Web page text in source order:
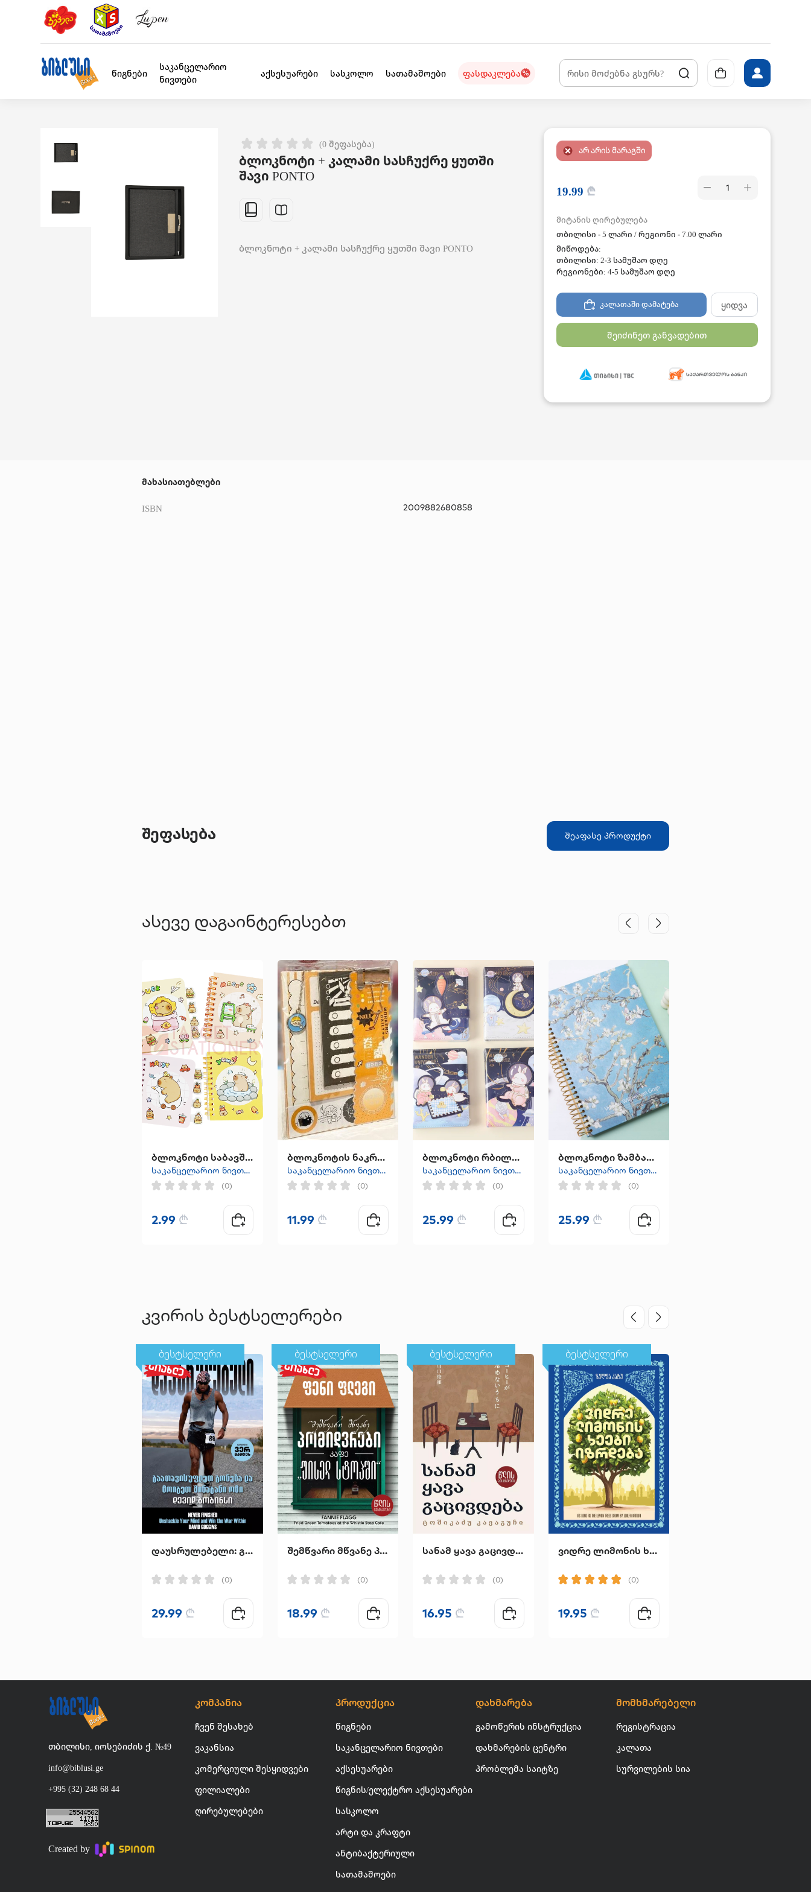
წიგნები
საკანცელარიო
ნივთები
აქსესუარები სასკოლო სათამაშოები ფასდაკლება
(0 შეფასება)
ბლოკნოტი + კალამი სასჩუქრე ყუთში
შავი PONTO
ბლოკნოტი + კალამი სასჩუქრე ყუთში შავი PONTO
არ არის მარაგში
19.99 ₾ 1
მიტანის ღირებულება
თბილისი - 5 ლარი / რეგიონი - 7.00 ლარი
მიწოდება:
თბილისი: 2-3 სამუშაო დღე
რეგიონები: 4-5 სამუშაო დღე
კალათაში დამატება ყიდვა
შეიძინეთ განვადებით
მახასიათებლები
ISBN 2009882680858
შეფასება შეაფასე პროდუქტი
ასევე დაგაინტერესებთ
ბლოკნოტი საბავშვო
საკანცელარიო ნივთები
(0)
2.99 ₾
ბლოკნოტის ნაკრები
საკანცელარიო ნივთები
(0)
11.99 ₾
ბლოკნოტი რბილი ყდით საკეტით
საკანცელარიო ნივთები
(0)
25.99 ₾
ბლოკნოტი ზამბარაზე 25.8*17.8
საკანცელარიო ნივთები
(0)
25.99 ₾
კვირის ბესტსელერები
ბესტსელერი
დაუსრულებელი: გაათავისუფლეთ გონება და მოიგეთ შინაგანი ომი
(0)
29.99 ₾
ბესტსელერი
შემწვარი მწვანე პომიდვრები კაფე "უისელ სტოპში"
(0)
18.99 ₾
ბესტსელერი
სანამ ყავა გაცივდება
(0)
16.95 ₾
ბესტსელერი
ვიდრე ლიმონის ხეები იზრდება
(0)
19.95 ₾
თბილისი, იოსებიძის ქ. №49
info@biblusi.ge
+995 (32) 248 68 44
Created by
კომპანია
ჩვენ შესახებ
ვაკანსია
კომერციული შესყიდვები
ფილიალები
ღირებულებები
პროდუქცია
წიგნები
საკანცელარიო ნივთები
აქსესუარები
წიგნის/ელექტრო აქსესუარები
სასკოლო
არტი და კრაფტი
ანტიბაქტერიული
სათამაშოები
დახმარება
გამოწერის ინსტრუქცია
დახმარების ცენტრი
პრობლემა საიტზე
მომხმარებელი
რეგისტრაცია
კალათა
სურვილების სია